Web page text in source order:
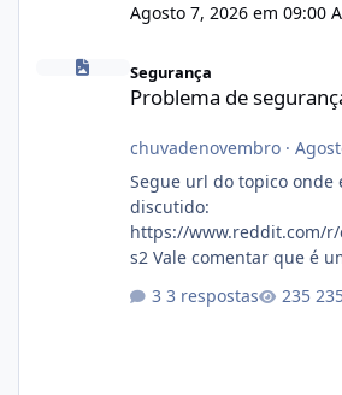
Agosto 7, 2026 em 09:00
Problema de segurança no csf
Segurança
Problema de
chuvadenovembro·
Segue url do topico onde
discutido:
https://www.reddit.com/r/
s2 Vale comentar que é
3 respostas